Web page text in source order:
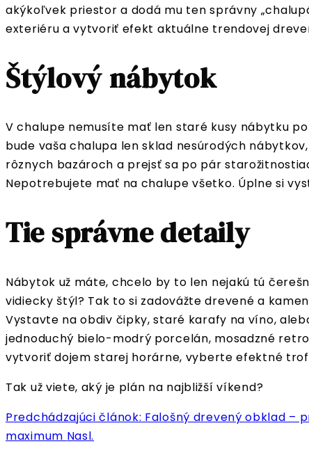
akýkoľvek priestor a dodá mu ten správny
exteriéru a vytvoriť efekt aktuálne trendovej
Štýlový nábytok
V chalupe nemusíte mať len staré kusy nábytku
bude vaša chalupa len sklad nesúrodých
rôznych bazároch a prejsť sa po pár
Nepotrebujete mať na chalupe všetko. Úplne si
Tie správne detaily
Nábytok už máte, chcelo by to len nejakú tú
vidiecky štýl? Tak to si zadovážte drevené a
Vystavte na obdiv čipky, staré karafy na víno,
jednoduchý bielo-modrý porcelán, mosadzné
vytvoriť dojem starej horárne, vyberte efektné
Tak už viete, aký je plán na najbližší víkend?
Predchádzajúci článok: Falošný drevený obklad –
maximum Nasl.